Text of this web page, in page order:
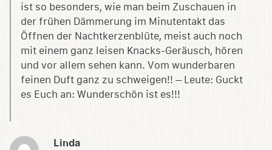
ist so besonders, wie man beim Zuschauen in
der frühen Dämmerung im Minutentakt das
Öffnen der Nachtkerzenblüte, meist auch noch
mit einem ganz leisen Knacks-Geräusch, hören
und vor allem sehen kann. Vom wunderbaren
feinen Duft ganz zu schweigen!! – Leute: Guckt
es Euch an: Wunderschön ist es!!!
Linda